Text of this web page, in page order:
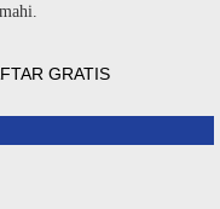
GRATIS